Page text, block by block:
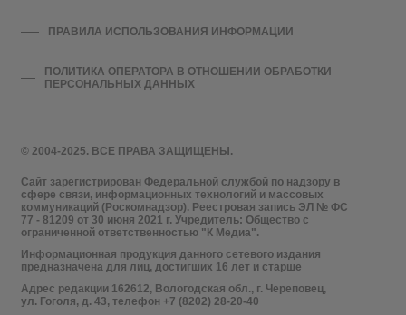
© 2004-2025. ВСЕ ПРАВА ЗАЩИЩЕНЫ.
Сайт зарегистрирован Федеральной службой по надзору в
сфере связи, информационных технологий и массовых
коммуникаций (Роскомнадзор). Реестровая запись ЭЛ № ФС
77 - 81209 от 30 июня 2021 г. Учредитель: Общество с
ограниченной ответственностью "К Медиа".
Информационная продукция данного сетевого издания
предназначена для лиц, достигших 16 лет и старше
Адрес редакции 162612, Вологодская обл., г. Череповец,
ул. Гоголя, д. 43, телефон +7 (8202) 28-20-40
ПРАВИЛА ИСПОЛЬЗОВАНИЯ ИНФОРМАЦИИ
ПОЛИТИКА ОПЕРАТОРА В ОТНОШЕНИИ ОБРАБОТКИ
ПЕРСОНАЛЬНЫХ ДАННЫХ